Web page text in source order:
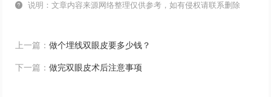
 说明：文章内容来源网络整理仅供参考，如有侵权请联系删除
上一篇： 做个埋线双眼皮要多少钱？
下一篇： 做完双眼皮术后注意事项